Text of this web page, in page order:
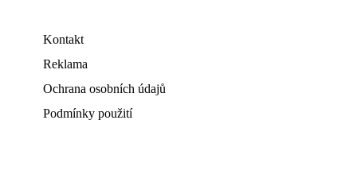
Kontakt
Reklama
Ochrana osobních údajů
Podmínky použití